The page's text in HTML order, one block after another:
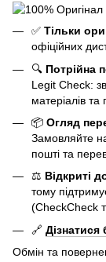
✅ Тільки
офіційних
🔍 Потрійна
Legit Check:
матеріалів та
📦 Огляд
Замовляйте
пошті та
⚖️ Відкриті
тому
(CheckCheck
🔗 Дізнатися
Обмін та